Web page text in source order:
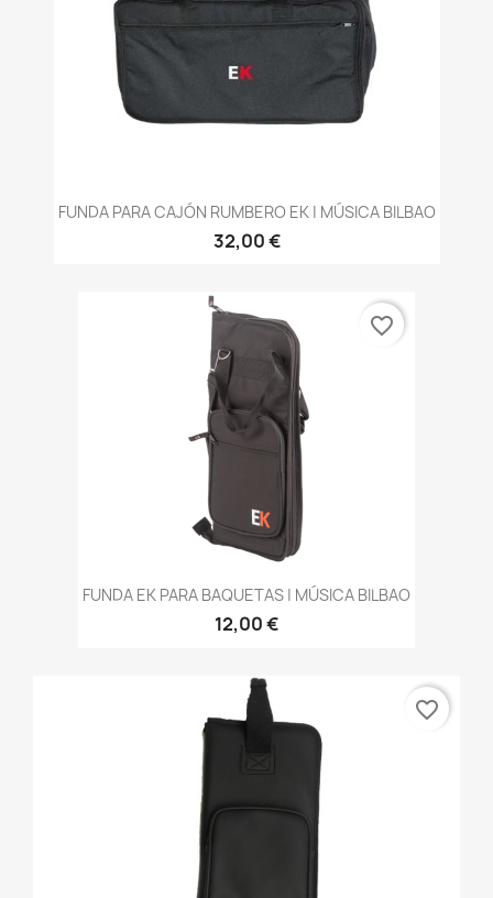
FUNDA PARA CAJÓN RUMBERO EK | MÚSICA BILBAO
32,00 €
FUNDA EK PARA BAQUETAS | MÚSICA BILBAO
12,00 €
favorite_border
favorite_border